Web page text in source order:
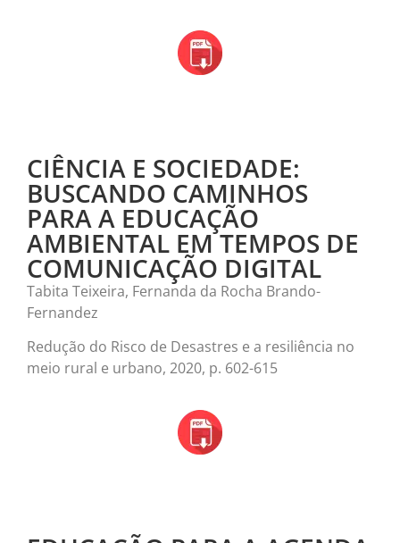
CIÊNCIA E SOCIEDADE:
BUSCANDO CAMINHOS
PARA A EDUCAÇÃO
AMBIENTAL EM TEMPOS DE
COMUNICAÇÃO DIGITAL
Tabita Teixeira, Fernanda da Rocha Brando-
Fernandez
Redução do Risco de Desastres e a resiliência no
meio rural e urbano, 2020, p. 602-615